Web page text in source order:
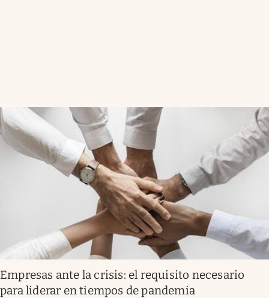
Empresas ante la crisis: el requisito necesario
para liderar en tiempos de pandemia